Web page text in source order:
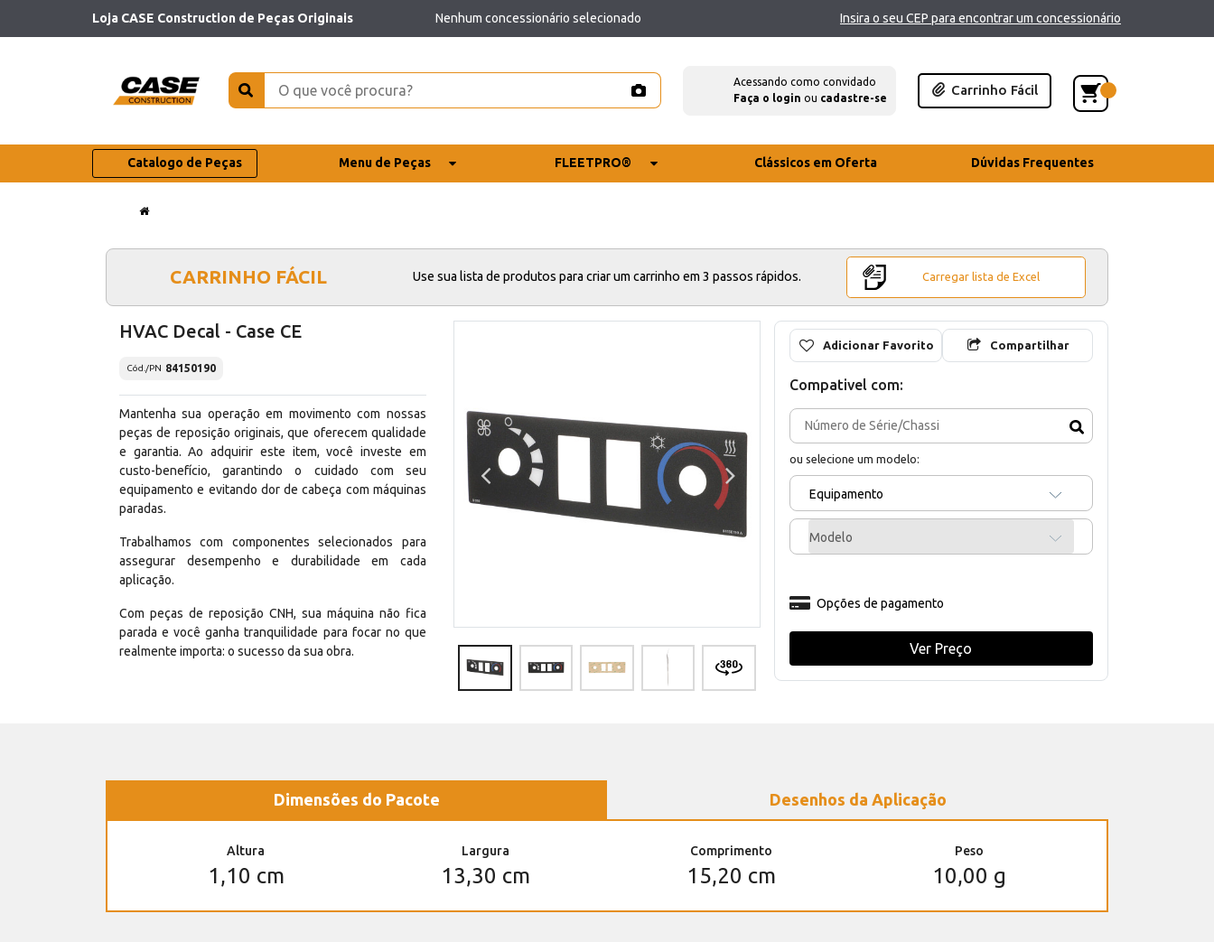
Loja CASE Construction de Peças Originais Nenhum concessionário selecionado Insira o seu CEP para encontrar um concessionário
Acessando como convidado
Faça o login ou cadastre-se
Carrinho Fácil
Catalogo de Peças Menu de Peças FLEETPRO® Clássicos em Oferta Dúvidas Frequentes
CARRINHO FÁCIL Use sua lista de produtos para criar um carrinho em 3 passos rápidos. Carregar lista de Excel
HVAC Decal - Case CE
Cód./PN 84150190
Mantenha sua operação em movimento com nossas
peças de reposição originais, que oferecem qualidade
e garantia. Ao adquirir este item, você investe em
custo-benefício, garantindo o cuidado com seu
equipamento e evitando dor de cabeça com máquinas
paradas.
Trabalhamos com componentes selecionados para
assegurar desempenho e durabilidade em cada
aplicação.
Com peças de reposição CNH, sua máquina não fica
parada e você ganha tranquilidade para focar no que
realmente importa: o sucesso da sua obra.
Adicionar Favorito Compartilhar
Compativel com:
ou selecione um modelo:
Equipamento
Modelo
Opções de pagamento
Ver Preço
Dimensões do Pacote Desenhos da Aplicação
Altura
1,10 cm
Largura
13,30 cm
Comprimento
15,20 cm
Peso
10,00 g